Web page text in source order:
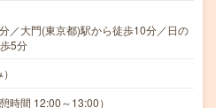
／大門(東京都)駅から徒歩10分／日の
5分
時間 12:00～13:00）